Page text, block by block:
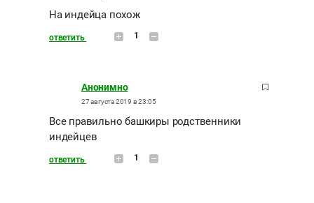
На индейца похож
ответить 1
Анонимно
27 августа 2019 в 23:05
Все правильно башкиры родственники
индейцев
ответить 1